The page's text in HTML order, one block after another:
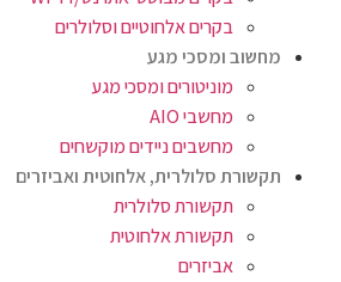
בקרים אלחוטיים וסלולרים
מחשוב ומסכי מגע
מוניטורים ומסכי מגע
מחשבי AIO
מחשבים ניידים מוקשחים
תקשורת סלולרית, אלחוטית ואביזרים
תקשורת סלולרית
תקשורת אלחוטית
אביזרים